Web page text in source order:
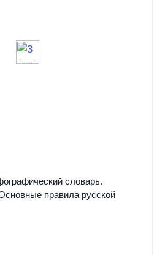
словарь.
правила русской